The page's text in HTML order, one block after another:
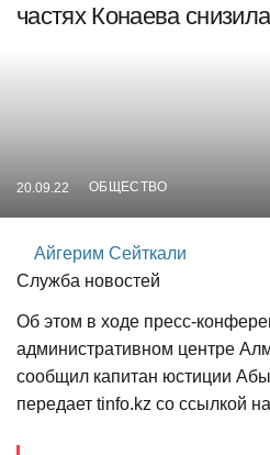
частях Конаева
20.09.22 ОБЩЕСТВО
Айгерим Сейткали
Служба новостей
Об этом в ходе пресс-
административном центре
сообщил капитан юстиции
передает tinfo.kz со ссылкой